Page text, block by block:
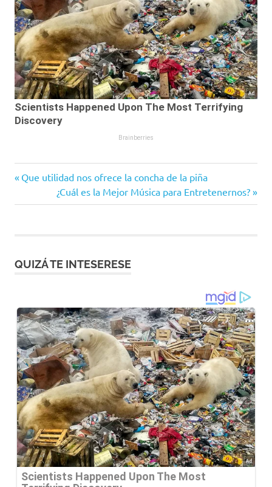
Navegación
de
Entrada
Que utilidad nos ofrece la concha de la piña
Siguiente
entrada:
¿Cuál es la Mejor Música para Entretenernos?
QUIZÁ TE INTESERESE